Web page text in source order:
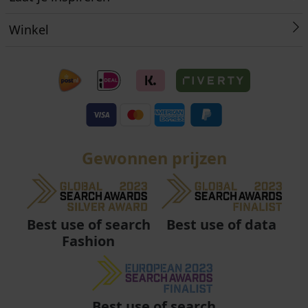
Winkel
Gewonnen prijzen
Best use of search
Fashion
Best use of data